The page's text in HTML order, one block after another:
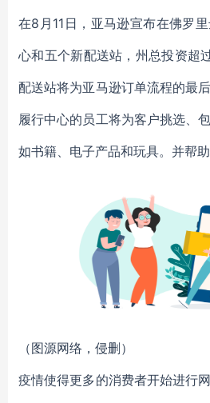
在8月11日，亚马逊宣布在佛罗
心和五个新配送站，州总投资超
配送站将为亚马逊订单流程的最
履行中心的员工将为客户挑选、
如书籍、电子产品和玩具。并帮
（图源网络，侵删）
疫情使得更多的消费者开始进行